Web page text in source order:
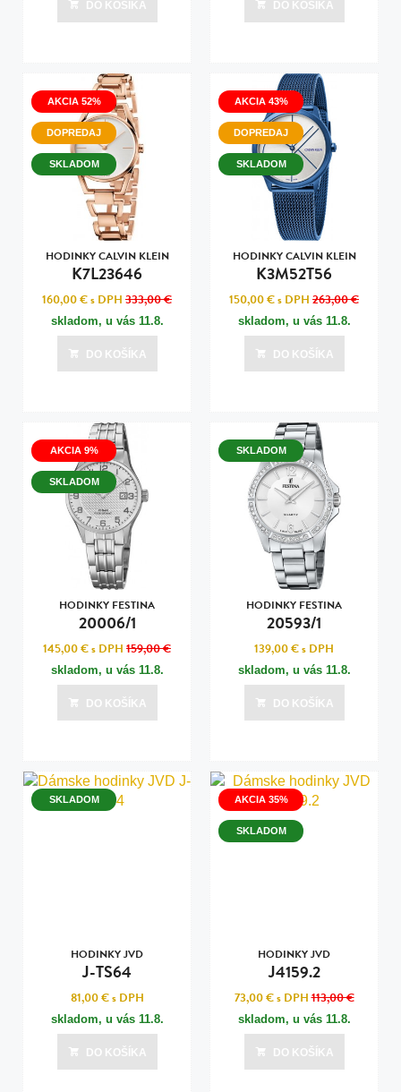
DO KOŠÍKA DO KOŠÍKA
AKCIA 52%
DOPREDAJ
SKLADOM
HODINKY CALVIN KLEIN
K7L23646
160,00 €s DPH 333,00 €
skladom, u vás 11.8.
DO KOŠÍKA
AKCIA 43%
DOPREDAJ
SKLADOM
HODINKY CALVIN KLEIN
K3M52T56
150,00 €s DPH 263,00 €
skladom, u vás 11.8.
DO KOŠÍKA
AKCIA 9%
SKLADOM
HODINKY FESTINA
20006/1
145,00 €s DPH 159,00 €
skladom, u vás 11.8.
DO KOŠÍKA
SKLADOM
HODINKY FESTINA
20593/1
139,00 €s DPH
skladom, u vás 11.8.
DO KOŠÍKA
SKLADOM
HODINKY JVD
J-TS64
81,00 €s DPH
skladom, u vás 11.8.
DO KOŠÍKA
AKCIA 35%
SKLADOM
HODINKY JVD
J4159.2
73,00 €s DPH113,00 €
skladom, u vás 11.8.
DO KOŠÍKA